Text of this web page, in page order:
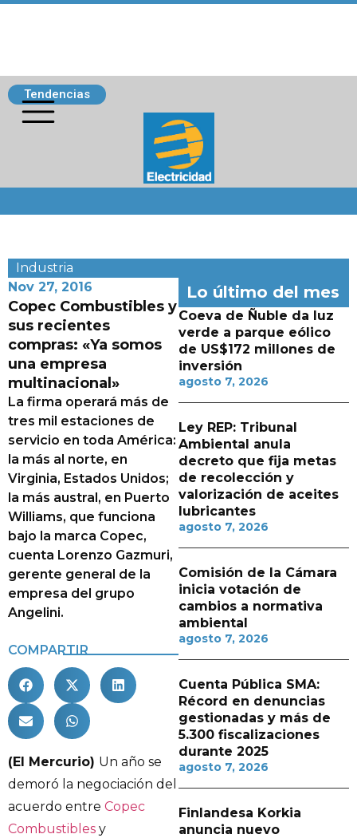
Tendencias
Industria
Nov 27, 2016
Copec Combustibles y
sus recientes
compras: «Ya somos
una empresa
multinacional»
La firma operará más de
tres mil estaciones de
servicio en toda América:
la más al norte, en
Virginia, Estados Unidos;
la más austral, en Puerto
Williams, que funciona
bajo la marca Copec,
cuenta Lorenzo Gazmuri,
gerente general de la
empresa del grupo
Angelini.
COMPARTIR
(El Mercurio) Un año se
demoró la negociación del
acuerdo entre Copec
Combustibles y
Lo último del mes
Coeva de Ñuble da luz
verde a parque eólico
de US$172 millones de
inversión
agosto 7, 2026
Ley REP: Tribunal
Ambiental anula
decreto que fija metas
de recolección y
valorización de aceites
lubricantes
agosto 7, 2026
Comisión de la Cámara
inicia votación de
cambios a normativa
ambiental
agosto 7, 2026
Cuenta Pública SMA:
Récord en denuncias
gestionadas y más de
5.300 fiscalizaciones
durante 2025
agosto 7, 2026
Finlandesa Korkia
anuncia nuevo